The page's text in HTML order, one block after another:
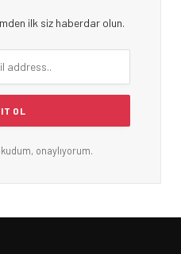
ilk siz haberdar olun.
onaylıyorum.